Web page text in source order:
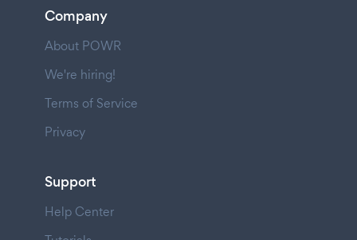
Company
About POWR
We're hiring!
Terms of Service
Privacy
Support
Help Center